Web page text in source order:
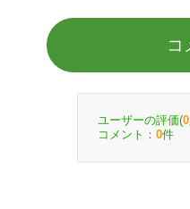
コ
ユーザーの評価(0
コメント： 0件